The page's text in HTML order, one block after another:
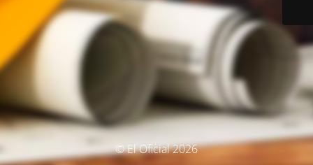
© El Oficial 2026